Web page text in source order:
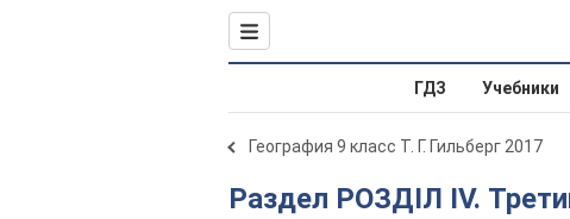
ГДЗ Учебники
География 9 класс Т. Г. Гильберг 2017
Раздел РОЗДІЛ ІV. Третинний сектор господарства.